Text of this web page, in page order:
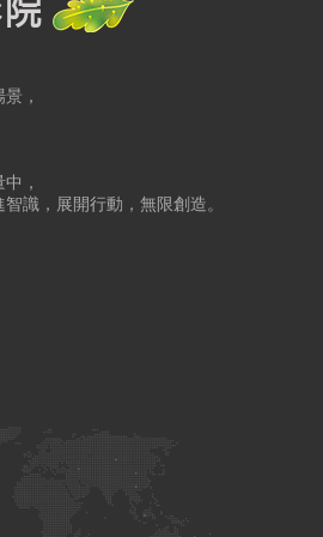
，
，
識，展開行動，無限創造。